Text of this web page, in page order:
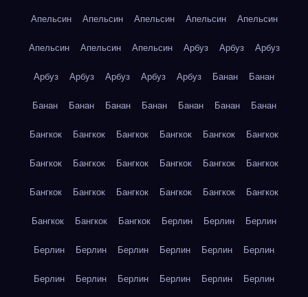
Апельсин Апельсин Апельсин Апельсин Апельсин
Апельсин Апельсин Апельсин Арбуз Арбуз Арбуз
Арбуз Арбуз Арбуз Арбуз Арбуз Банан Банан
Банан Банан Банан Банан Банан Банан Банан
Бангкок Бангкок Бангкок Бангкок Бангкок Бангкок
Бангкок Бангкок Бангкок Бангкок Бангкок Бангкок
Бангкок Бангкок Бангкок Бангкок Бангкок Бангкок
Бангкок Бангкок Бангкок Берлин Берлин Берлин
Берлин Берлин Берлин Берлин Берлин Берлин
Берлин Берлин Берлин Берлин Берлин Берлин